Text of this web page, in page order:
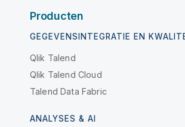
Producten
GEGEVENSINTEGRATIE EN
Qlik Talend
Qlik Talend Cloud
Talend Data Fabric
ANALYSES & AI